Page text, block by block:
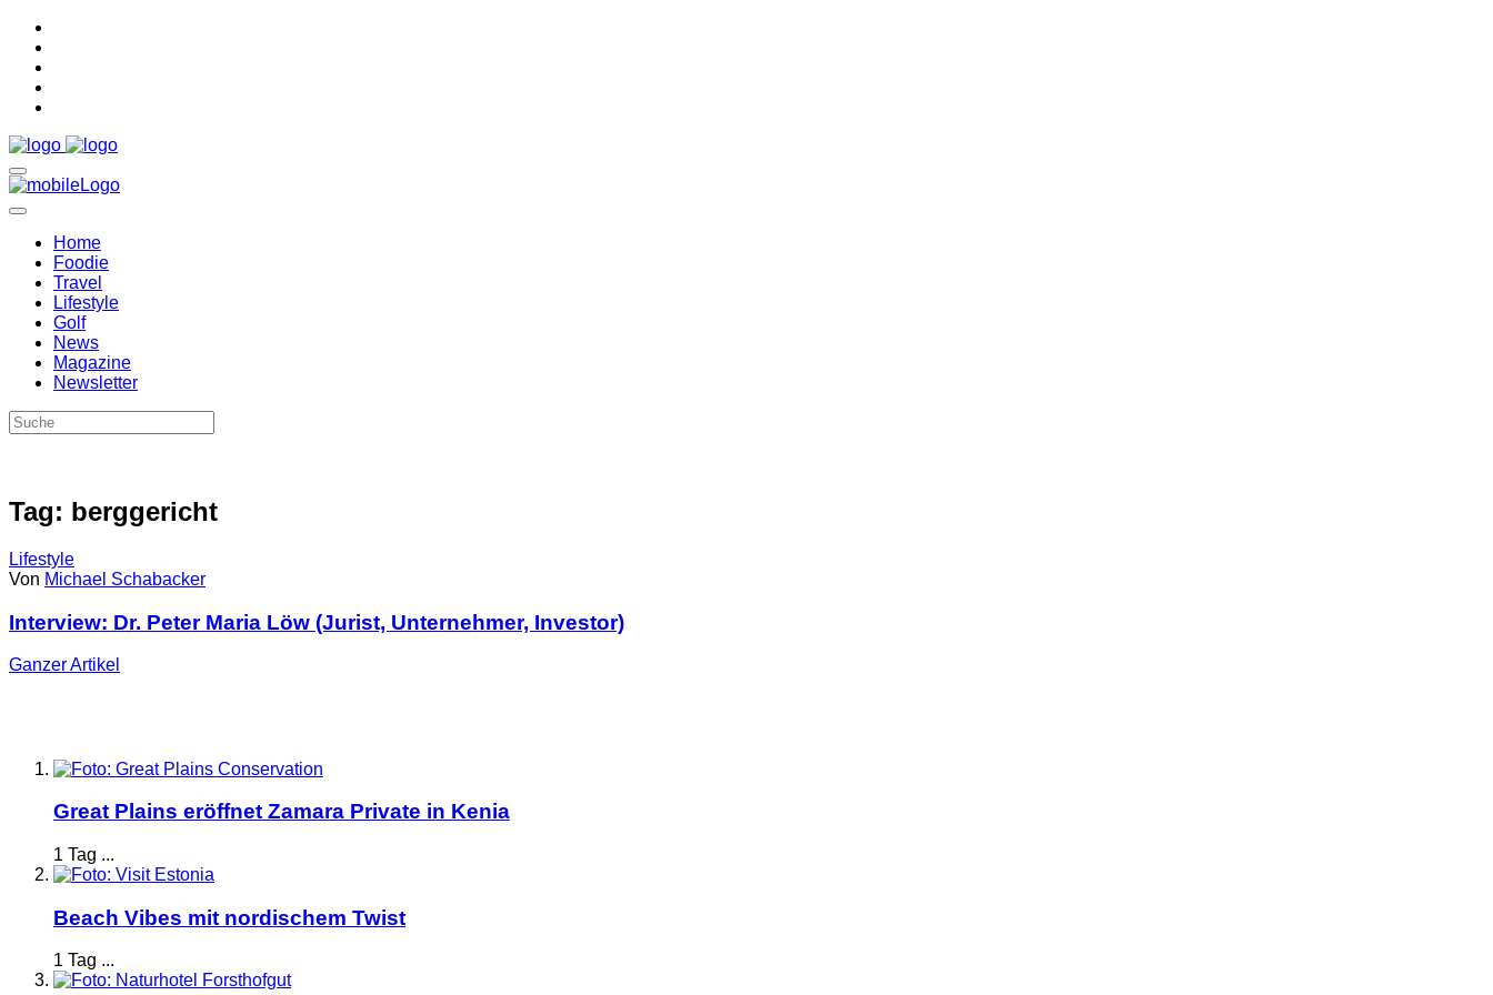
Home
Foodie
Travel
Lifestyle
Golf
News
Magazine
Newsletter
Tag: berggericht
Lifestyle
Von Michael Schabacker
Interview: Dr. Peter Maria Löw (Jurist, Unternehmer, Investor)
GanzerArtikel
Great Plains eröffnet Zamara Private in Kenia
1 Tag ...
Beach Vibes mit nordischem Twist
1 Tag ...